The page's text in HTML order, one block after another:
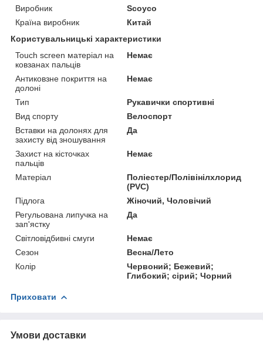
Виробник
Scoyco
Країна виробник
Китай
Користувальницькі характеристики
Touch screen матеріал на
ковзанах пальців
Немає
Антиковзне покриття на
долоні
Немає
Тип
Рукавички спортивні
Вид спорту
Велоспорт
Вставки на долонях для
захисту від зношування
Да
Захист на кісточках
пальців
Немає
Матеріал
Поліестер/Полівінілхлорид
(PVC)
Підлога
Жіночий, Чоловічий
Регульована липучка на
зап'ястку
Да
Світловідбивні смуги
Немає
Сезон
Весна/Лето
Колір
Червоний; Бежевий;
Глибокий; сірий; Чорний
Приховати
Умови доставки